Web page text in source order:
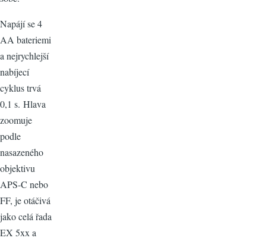
Napájí se 4
AA bateriemi
a nejrychlejší
nabíjecí
cyklus trvá
0,1 s. Hlava
zoomuje
podle
nasazeného
objektivu
APS-C nebo
FF, je otáčivá
jako celá řada
EX 5xx a